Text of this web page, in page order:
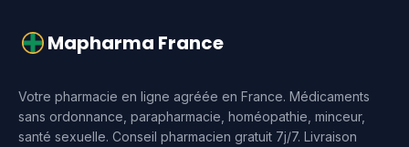
Mapharma France
Votre pharmacie en ligne agréée en France. Médicaments
sans ordonnance, parapharmacie, homéopathie, minceur,
santé sexuelle. Conseil pharmacien gratuit 7j/7. Livraison